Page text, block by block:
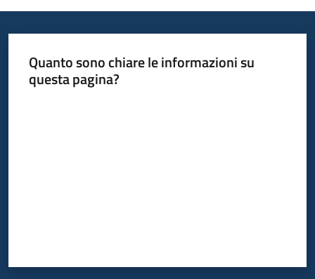
Seguici
Quanto sono chiare le informazioni su
questa pagina?